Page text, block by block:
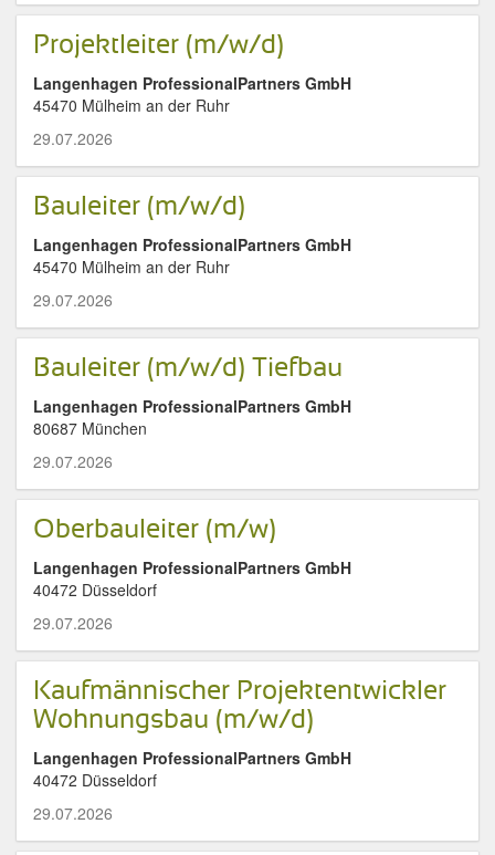
Projektleiter (m/w/d)
Langenhagen ProfessionalPartners GmbH
45470 Mülheim an der Ruhr
29.07.2026
Bauleiter (m/w/d)
Langenhagen ProfessionalPartners GmbH
45470 Mülheim an der Ruhr
29.07.2026
Bauleiter (m/w/d) Tiefbau
Langenhagen ProfessionalPartners GmbH
80687 München
29.07.2026
Oberbauleiter (m/w)
Langenhagen ProfessionalPartners GmbH
40472 Düsseldorf
29.07.2026
Kaufmännischer Projektentwickler
Wohnungsbau (m/w/d)
Langenhagen ProfessionalPartners GmbH
40472 Düsseldorf
29.07.2026